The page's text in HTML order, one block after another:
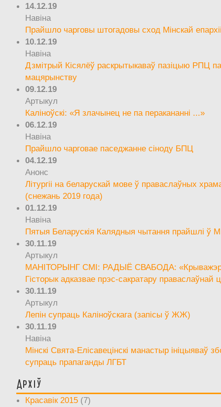
14.12.19
Навіна
Прайшло чарговы штогадовы сход Мінскай
10.12.19
Навіна
Дзмітрый Кісялёў раскрытыкаваў пазіцыю РПЦ
мацярынству
09.12.19
Артыкул
Каліноўскі: «Я злачынец не па перакананні ...»
06.12.19
Навіна
Прайшло чарговае паседжанне сіноду БПЦ
04.12.19
Анонс
Літургіі на беларускай мове ў праваслаўных
(снежань 2019 года)
01.12.19
Навіна
Пятыя Беларускія Калядныя чытання прайшлі ў
30.11.19
Артыкул
МАНІТОРЫНГ СМІ: РАДЫЁ СВАБОДА:
Гісторык адказвае прэс-сакратару праваслаўнай
30.11.19
Артыкул
Лепін супраць Каліноўскага (запісы ў ЖЖ)
30.11.19
Навіна
Мінскі Свята-Елісавецінскі манастыр ініцыяваў
супраць прапаганды ЛГБТ
Архіў
Красавік 2015 (7)